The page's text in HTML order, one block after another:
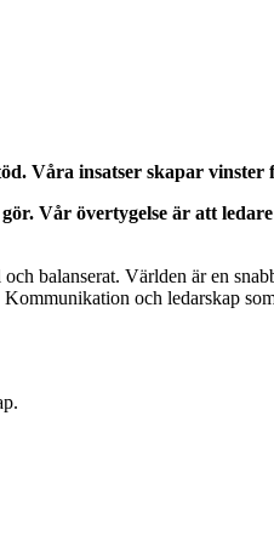
Våra insatser skapar vinster
Vår övertygelse är att
balanserat. Världen är en
och ledarskap